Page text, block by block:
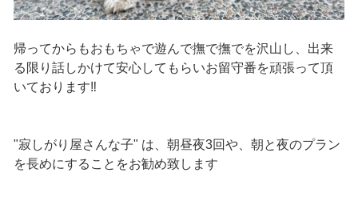
帰ってからもおもちゃで遊んで撫で撫でを沢山し、出来
る限り話しかけて安心してもらいお留守番を頑張って頂
いております‼️
"寂しがり屋さんな子" は、朝昼夜3回や、朝と夜のプラン
を長めにすることをお勧め致します